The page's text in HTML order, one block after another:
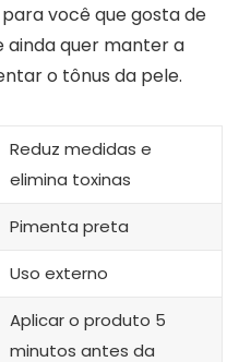
você que gosta de
quer manter a
o tônus da pele.
Reduz medidas e
elimina toxinas
Pimenta preta
Uso externo
Aplicar o produto 5
minutos antes da